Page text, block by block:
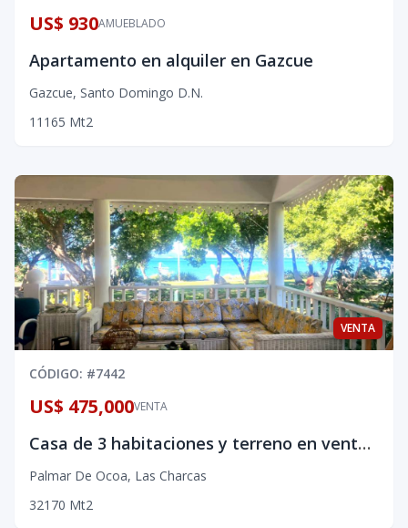
AMUEBLADO
US$ 930
Apartamento en alquiler en Gazcue
Gazcue, Santo Domingo D.N.
1 1 165 Mt2
VENTA
CÓDIGO: #7442
VENTA
US$ 475,000
Casa de 3 habitaciones y terreno en venta en la Bahía de Ocoa
Palmar De Ocoa, Las Charcas
32170 Mt2